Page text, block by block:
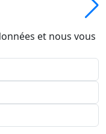
et nous vous